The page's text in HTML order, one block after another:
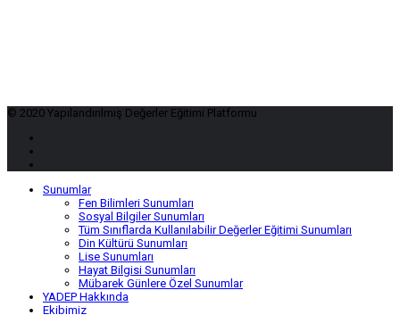
© 2020 Yapılandırılmış Değerler Eğitimi Platformu
Sunumlar
Fen Bilimleri Sunumları
Sosyal Bilgiler Sunumları
Tüm Sınıflarda Kullanılabilir Değerler Eğitimi Sunumları
Din Kültürü Sunumları
Lise Sunumları
Hayat Bilgisi Sunumları
Mübarek Günlere Özel Sunumlar
YADEP Hakkında
Ekibimiz